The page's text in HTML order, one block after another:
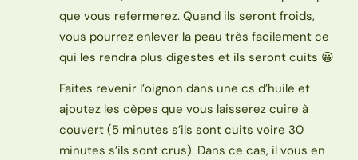
que vous refermerez. Quand ils seront froids,
vous pourrez enlever la peau très facilement ce
qui les rendra plus digestes et ils seront cuits 😀
Faites revenir l’oignon dans une cs d’huile et
ajoutez les cèpes que vous laisserez cuire à
couvert (5 minutes s’ils sont cuits voire 30
minutes s’ils sont crus). Dans ce cas, il vous en